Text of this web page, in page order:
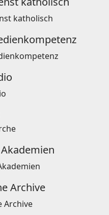
katholisch
Archive